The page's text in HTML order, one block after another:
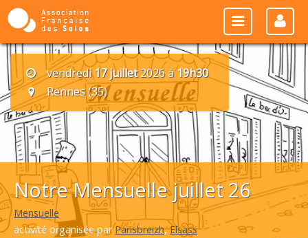
vendredi17 juillet2026 à19h30
Rennes (35)
Notre Mensuelle juillet 26
Mensuelle
activité organisée parParisbreizh,Elsass